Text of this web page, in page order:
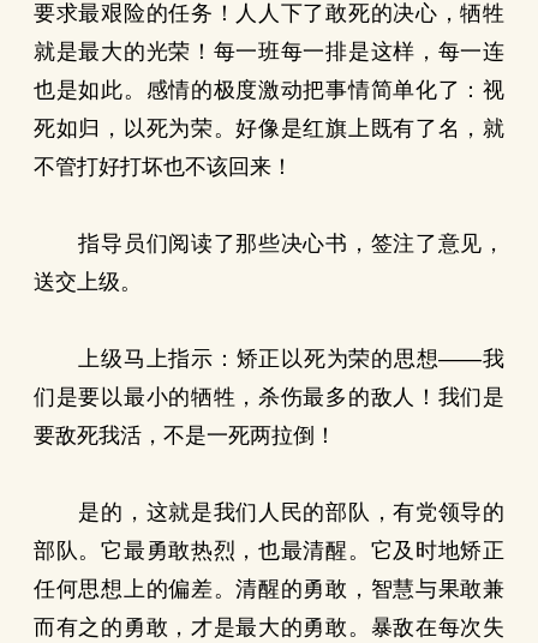
要求最艰险的任务！人人下了敢死的决心，牺牲
就是最大的光荣！每一班每一排是这样，每一连
也是如此。感情的极度激动把事情简单化了：视
死如归，以死为荣。好像是红旗上既有了名，就
不管打好打坏也不该回来！
指导员们阅读了那些决心书，签注了意见，
送交上级。
上级马上指示：矫正以死为荣的思想——我
们是要以最小的牺牲，杀伤最多的敌人！我们是
要敌死我活，不是一死两拉倒！
是的，这就是我们人民的部队，有党领导的
部队。它最勇敢热烈，也最清醒。它及时地矫正
任何思想上的偏差。清醒的勇敢，智慧与果敢兼
而有之的勇敢，才是最大的勇敢。暴敌在每次失